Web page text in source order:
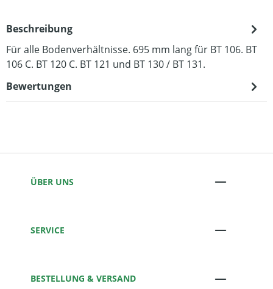
Beschreibung
Für alle Bodenverhältnisse. 695 mm lang für BT 106. BT
106 C. BT 120 C. BT 121 und BT 130 / BT 131.
Bewertungen
ÜBER UNS
SERVICE
BESTELLUNG & VERSAND